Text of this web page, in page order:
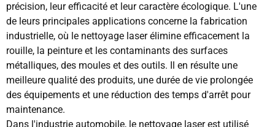
précision, leur efficacité et leur caractère écologique. L'une
de leurs principales applications concerne la fabrication
industrielle, où le nettoyage laser élimine efficacement la
rouille, la peinture et les contaminants des surfaces
métalliques, des moules et des outils. Il en résulte une
meilleure qualité des produits, une durée de vie prolongée
des équipements et une réduction des temps d'arrêt pour
maintenance.
Dans l'industrie automobile, le nettoyage laser est utilisé